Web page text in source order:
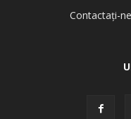
Contactați-